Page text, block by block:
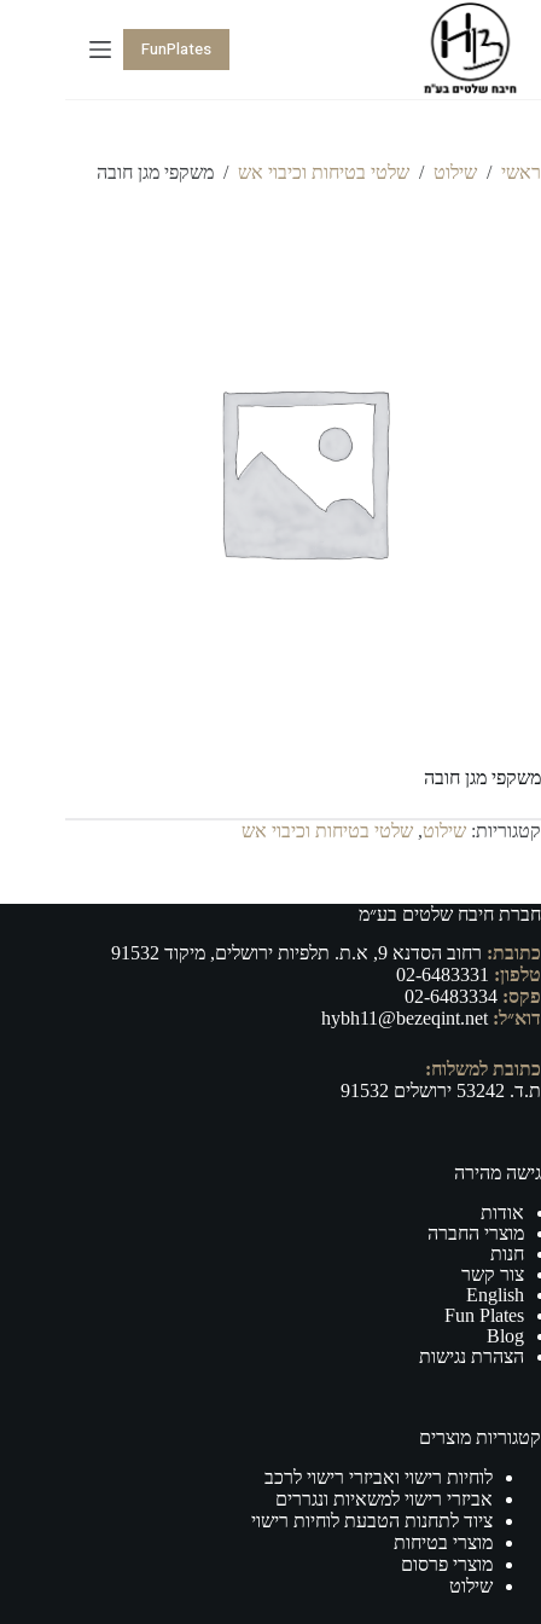
FunPlates
ראשי / שילוט / שלטי בטיחות וכיבוי אש / משקפי מגן חובה
משקפי מגן חובה
קטגוריות: שילוט, שלטי בטיחות וכיבוי אש
חברת חיבח שלטים בע״מ
כתובת: רחוב הסדנא 9, א.ת. תלפיות ירושלים, מיקוד 91532
טלפון: 02-6483331
פקס:
דוא״ל: hybh11@bezeqint.net
כתובת למשלוח:
ת.ד. 53242 ירושלים 91532
גישה מהירה
אודות
מוצרי החברה
חנות
צור קשר
English
Fun Plates
Blog
הצהרת נגישות
קטגוריות מוצרים
לוחיות רישוי ואביזרי רישוי לרכב
אביזרי רישוי למשאיות ונגררים
ציוד לתחנות הטבעת לוחיות רישוי
מוצרי בטיחות
מוצרי פרסום
שילוט